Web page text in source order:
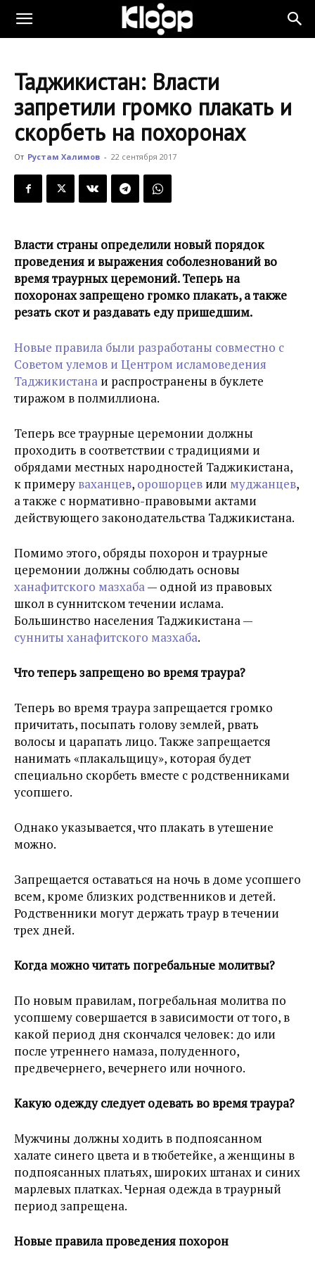
KLOOP.KG
Новости
Кыргызстана
Таджикистан: Власти
запретили громко плакать и
скорбеть на похоронах
От Рустам Халимов - 22 сентября 2017
Власти страны определили новый порядок
проведения и выражения соболезнований во
время траурных церемоний. Теперь на
похоронах запрещено громко плакать, а также
резать скот и раздавать еду пришедшим.
Новые правила были разработаны совместно с
Советом улемов и Центром исламоведения
Таджикистана и распространены в буклете
тиражом в полмиллиона.
Теперь все траурные церемонии должны
проходить в соответствии с традициями и
обрядами местных народностей Таджикистана,
к примеру ваханцев, орошорцев или муджанцев,
а также с нормативно-правовыми актами
действующего законодательства Таджикистана.
Помимо этого, обряды похорон и траурные
церемонии должны соблюдать основы
ханафитского мазхаба— одной из правовых
школ в суннитском течении ислама.
Большинство населения Таджикистана —
сунниты ханафитского мазхаба.
Что теперь запрещено во время траура?
Теперь во время траура запрещается громко
причитать, посыпать голову землей, рвать
волосы и царапать лицо. Также запрещается
нанимать «плакальщицу», которая будет
специально скорбеть вместе с родственниками
усопшего.
Однако указывается, что плакать в утешение
можно.
Запрещается оставаться на ночь в доме усопшего
всем, кроме близких родственников и детей.
Родственники могут держать траур в течении
трех дней.
Когда можно читать погребальные молитвы?
По новым правилам, погребальная молитва по
усопшему совершается в зависимости от того, в
какой период дня скончался человек: до или
после утреннего намаза, полуденного,
предвечернего, вечернего или ночного.
Какую одежду следует одевать во время траура?
Мужчины должны ходить в подпоясанном
халате синего цвета и в тюбетейке, а женщины в
подпоясанных платьях, широких штанах и синих
марлевых платках. Черная одежда в траурный
период запрещена.
Новые правила проведения похорон